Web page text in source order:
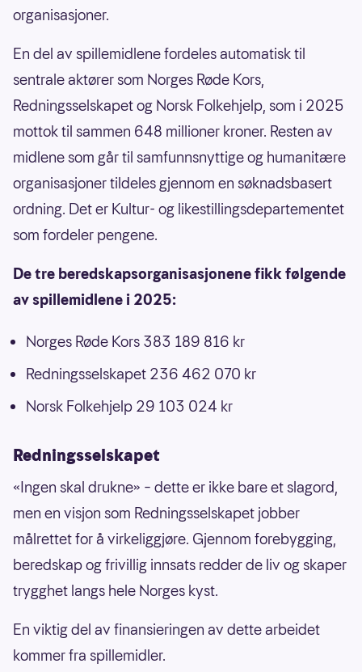
organisasjoner.
En del av spillemidlene fordeles automatisk til
sentrale aktører som Norges Røde Kors,
Redningsselskapet og Norsk Folkehjelp, som i 2025
mottok til sammen 648 millioner kroner. Resten av
midlene som går til samfunnsnyttige og humanitære
organisasjoner tildeles gjennom en søknadsbasert
ordning. Det er Kultur- og likestillingsdepartementet
som fordeler pengene.
De tre beredskapsorganisasjonene fikk følgende
av spillemidlene i 2025:
Norges Røde Kors 383 189 816 kr
Redningsselskapet 236 462 070 kr
Norsk Folkehjelp 29 103 024 kr
Redningsselskapet
«Ingen skal drukne» – dette er ikke bare et slagord,
men en visjon som Redningsselskapet jobber
målrettet for å virkeliggjøre. Gjennom forebygging,
beredskap og frivillig innsats redder de liv og skaper
trygghet langs hele Norges kyst.
En viktig del av finansieringen av dette arbeidet
kommer fra spillemidler.